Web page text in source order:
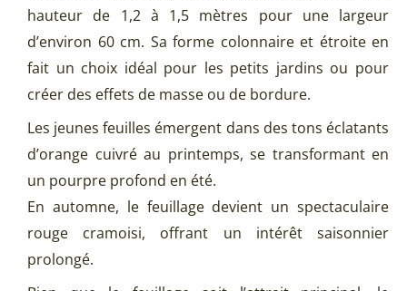
hauteur de 1,2 à 1,5 mètres pour une largeur
d’environ 60 cm. Sa forme colonnaire et étroite en
fait un choix idéal pour les petits jardins ou pour
créer des effets de masse ou de bordure.
Les jeunes feuilles émergent dans des tons éclatants
d’orange cuivré au printemps, se transformant en
un pourpre profond en été.
En automne, le feuillage devient un spectaculaire
rouge cramoisi, offrant un intérêt saisonnier
prolongé.